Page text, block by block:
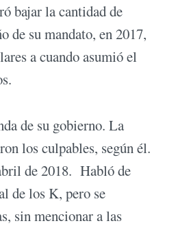
bajar la cantidad de
de su mandato, en 2017,
a cuando asumió el
de su gobierno. La
los culpables, según él.
de 2018. Habló de
de los K, pero se
sin mencionar a las